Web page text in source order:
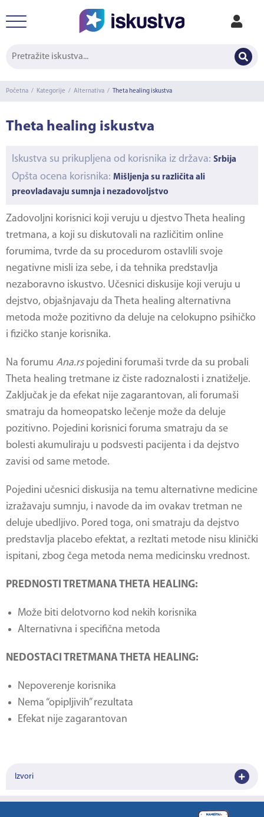
Početna / Kategorije / Alternativa / Theta healing iskustva
Theta healing iskustva
Iskustva su prikupljena od korisnika iz država: Srbija
Opšta ocena korisnika: Mišljenja su različita ali
preovladavaju sumnja i nezadovoljstvo
Zadovoljni korisnici koji veruju u djestvo Theta healing
tretmana, a koji su diskutovali na različitim online
forumima, tvrde da su procedurom ostavlili svoje
negativne misli iza sebe, i da tehnika predstavlja
nezaboravno iskustvo. Učesnici diskusije koji veruju u
dejstvo, objašnjavaju da Theta healing alternativna
metoda može pozitivno da deluje na celokupno psihičko
i fizičko stanje korisnika.
Na forumu Ana.rspojedini forumaši tvrde da su probali
Theta healing tretmane iz čiste radoznalosti i znatiželje.
Zaključak je da efekat nije zagarantovan, ali forumaši
smatraju da homeopatsko lečenje može da deluje
pozitivno. Pojedini korisnici foruma smatraju da se
bolesti akumuliraju u podsvesti pacijenta i da dejstvo
zavisi od same metode.
Pojedini učesnici diskusija na temu alternativne medicine
izražavaju sumnju, i navode da im ovakav tretman ne
deluje ubedljivo. Pored toga, oni smatraju da dejstvo
predstavlja placebo efektat, a rezltati metode nisu klinički
ispitani, zbog čega metoda nema medicinsku vrednost.
PREDNOSTI TRETMANA THETA HEALING:
Može biti delotvorno kod nekih korisnika
Alternativna i specifična metoda
NEDOSTACI TRETMANA THETA HEALING:
Nepoverenje korisnika
Nema “opipljivih” rezultata
Efekat nije zagarantovan
Izvori